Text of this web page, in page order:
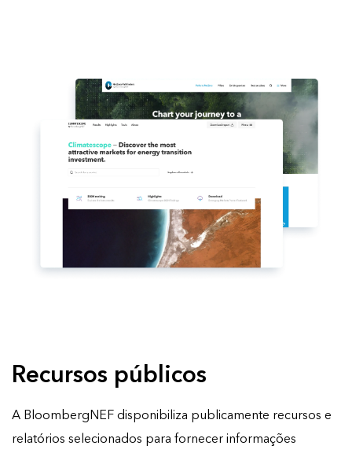
Recursos públicos
A BloombergNEF disponibiliza publicamente recursos e
relatórios selecionados para fornecer informações